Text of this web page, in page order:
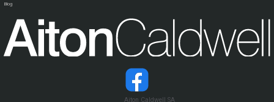
Blog
Aiton Caldwell SA